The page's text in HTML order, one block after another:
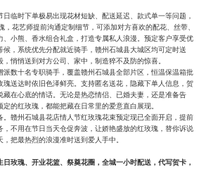
临时下单极易出现花材短缺、配送延迟、款式单一等问题，
，花艺师提前沟通定制细节，可添加对方喜欢的配花、丝带、
、小熊、香水组合礼盒，打造专属私人浪漫。预定客户享受优
，系统优先分配就近骑手，赣州石城县大城区均可定时送
悄悄送到对方公司、家中，制造猝不及防的惊喜。
派数十名专职骑手，覆盖赣州石城县全部片区，恒温保温箱批
瑰送达时依旧色泽鲜亮。支持匿名送花，隐藏下单人信息，贺
藏在心底的情话。无论是热恋情侣、已婚夫妻，还是准备告
的红玫瑰，都能把藏在日常里的爱意直白展现。
。赣州石城县花店情人节红玫瑰花束预定现已全面开启，提前
，不用在节日当天仓促奔波，让娇艳盛放的红玫瑰，替你诉说
把最热烈的浪漫准时送到爱人手中。
玫瑰、开业花篮、祭奠花圈，全城一小时配送，代写贺卡，